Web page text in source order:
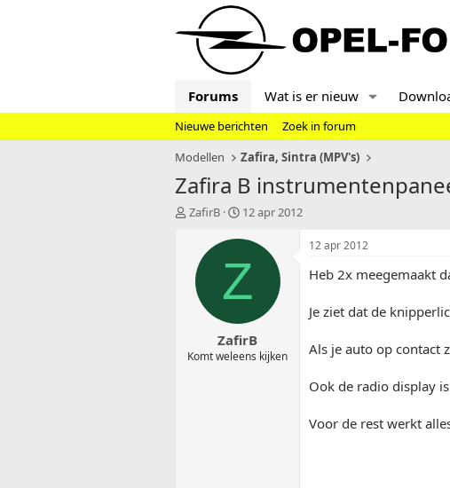
Forums Wat is er nieuw
Nieuwe berichten
Zoek in forum
Modellen
Zafira, Sintra (MPV's)
Zafira B
T
t
ZafirB
S
a
t
d
t
u
m
12 apr 2012
Z
ZafirB
Komt weleens kijken
12 apr 2012
Heb 2x meegemaakt
Je ziet dat de
Als je auto op contact
Ook de radio display
Voor de rest werkt